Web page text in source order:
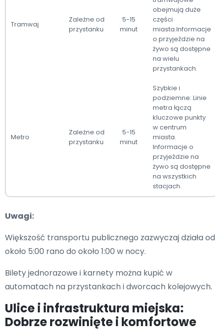
Tramwaj
Zależne od
przystanku
5-15
minut
obejmują duże
części
miasta.Informacje
o przyjeździe na
żywo są dostępne
na wielu
przystankach.
Metro
Zależne od
przystanku
5-15
minut
Szybkie i
podziemne: Linie
metra łączą
kluczowe punkty
w centrum
miasta.
Informacje o
przyjeździe na
żywo są dostępne
na wszystkich
stacjach.
Uwagi:
Większość transportu publicznego zazwyczaj działa od
około 5:00 rano do około 1:00 w nocy.
Bilety jednorazowe i karnety można kupić w
automatach na przystankach i dworcach kolejowych.
Ulice i infrastruktura miejska:
Dobrze rozwinięte i komfortowe